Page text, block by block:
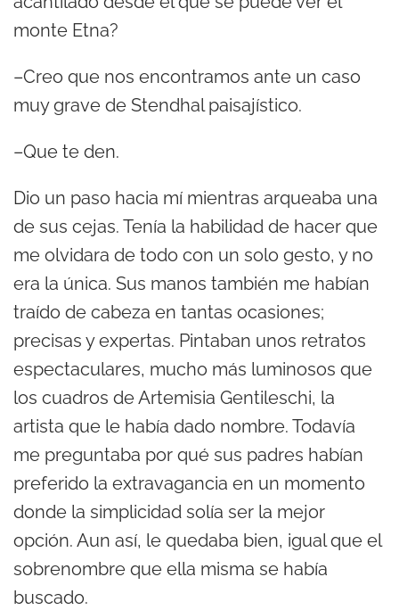
monte Etna?
–Creo que nos encontramos ante un caso
muy grave de Stendhal paisajístico.
–Que te den.
Dio un paso hacia mí mientras arqueaba una
de sus cejas. Tenía la habilidad de hacer que
me olvidara de todo con un solo gesto, y no
era la única. Sus manos también me habían
traído de cabeza en tantas ocasiones;
precisas y expertas. Pintaban unos retratos
espectaculares, mucho más luminosos que
los cuadros de Artemisia Gentileschi, la
artista que le había dado nombre. Todavía
me preguntaba por qué sus padres habían
preferido la extravagancia en un momento
donde la simplicidad solía ser la mejor
opción. Aun así, le quedaba bien, igual que el
sobrenombre que ella misma se había
buscado.